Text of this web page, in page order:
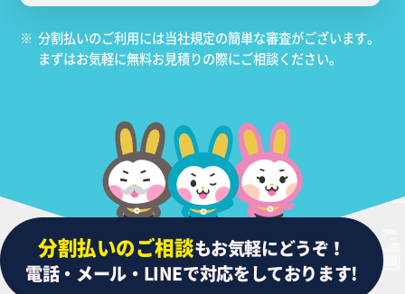
※ 分割払いのご利用には当社規定の簡単な審査がございます。
まずはお気軽に無料お見積りの際にご相談ください。
分割払いのご相談もお気軽にどうぞ！
電話・メール・LINEで対応をしております!